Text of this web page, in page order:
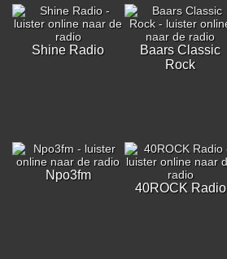
Shine Radio
Baars Classic
Rock
Npo3fm
40ROCK Radio